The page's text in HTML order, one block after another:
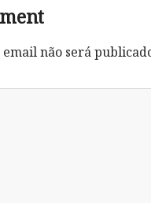
email não será